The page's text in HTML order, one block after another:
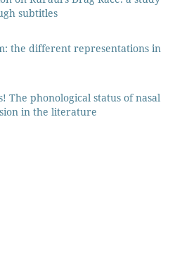
subtitles
the different representations in
The phonological status of nasal
in the literature